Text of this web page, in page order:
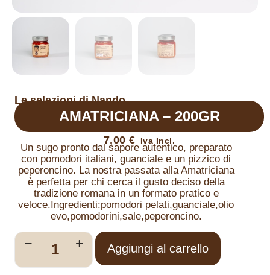
Le selezioni di Nando
AMATRICIANA – 200GR
7,00€
Un sugo pronto dal sapore autentico, preparato
con pomodori italiani, guanciale e un pizzico di
peperoncino. La nostra passata alla Amatriciana
è perfetta per chi cerca il gusto deciso della
tradizione romana in un formato pratico e
veloce.Ingredienti:pomodori pelati,guanciale,olio
evo,pomodorini,sale,peperoncino.
Aggiungi al carrello